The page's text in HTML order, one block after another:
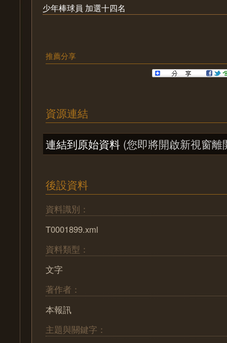
少年棒球員 加選十四名
推薦分享
資源連結
連結到原始資料 (您即將開啟新視窗離
後設資料
資料識別：
T0001899.xml
資料類型：
文字
著作者：
本報訊
主題與關鍵字：